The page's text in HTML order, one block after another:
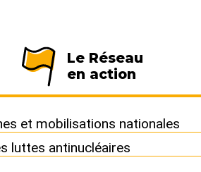
Le Réseau
en action
et mobilisations nationales
luttes antinucléaires
Le Réseau en action À vous d'agir
vous| Presse|